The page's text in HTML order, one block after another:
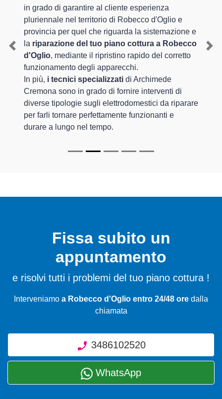
in grado di garantire al cliente esperienza
pluriennale nel territorio di Robecco d'Oglio e
provincia per quel che riguarda la sistemazione e
la riparazione del tuo piano cottura a Robecco
d'Oglio, mediante il ripristino rapido del corretto
funzionamento degli apparecchi.
In più, i tecnici specializzati di Archimede
Cremona sono in grado di fornire interventi di
diverse tipologie sugli elettrodomestici da riparare
per farli tornare perfettamente funzionanti e
durare a lungo nel tempo.
Previous
Fissa subito un
appuntamento
e risolvi tutti i problemi del tuo piano cottura !
Interveniamo a Robecco d'Oglio entro 24/48 ore dalla
chiamata
3486102520
WhatsApp